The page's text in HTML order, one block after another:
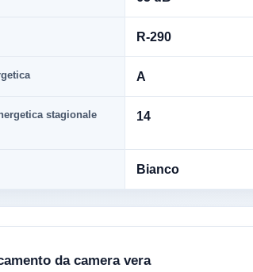
R-290
A
stagionale
14
Bianco
da camera vera